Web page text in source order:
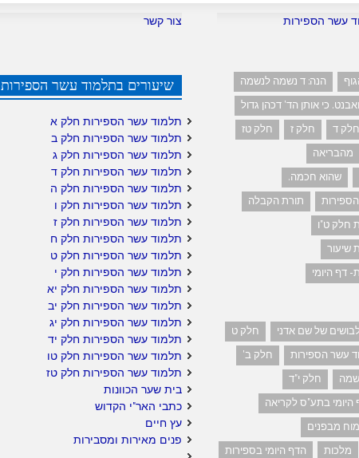
עשר הספירות
הנה: ד נשמה לנשמה
ואבנט. כי אותן הד' דכהן גדול
חלק ד חלק ז
חלק טז
מהבריאה
שהוא חכמה.
תורת הקבלה
חלק ט"ו
שיעור
דף היומי
של שם אדני
חלק ט
עשר הספירות
חלק ב'
חלק י"ד
היומי בתע"ס לקריאה
מבפנים
מלכות
הדף היומי בספירות
צור קשר
שיעורים בתלמוד עשר הספירות
תלמוד עשר הספירות חלק א
תלמוד עשר הספירות חלק ב
תלמוד עשר הספירות חלק ג
תלמוד עשר הספירות חלק ד
תלמוד עשר הספירות חלק ה
תלמוד עשר הספירות חלק ו
תלמוד עשר הספירות חלק ז
תלמוד עשר הספירות חלק ח
תלמוד עשר הספירות חלק ט
תלמוד עשר הספירות חלק י
תלמוד עשר הספירות חלק יא
תלמוד עשר הספירות חלק יב
תלמוד עשר הספירות חלק יג
תלמוד עשר הספירות חלק יד
תלמוד עשר הספירות חלק טו
תלמוד עשר הספירות חלק טז
בית שער הכוונות
כתבי האר"י הקדוש
עץ חיים
פנים מאירות ומסבירות